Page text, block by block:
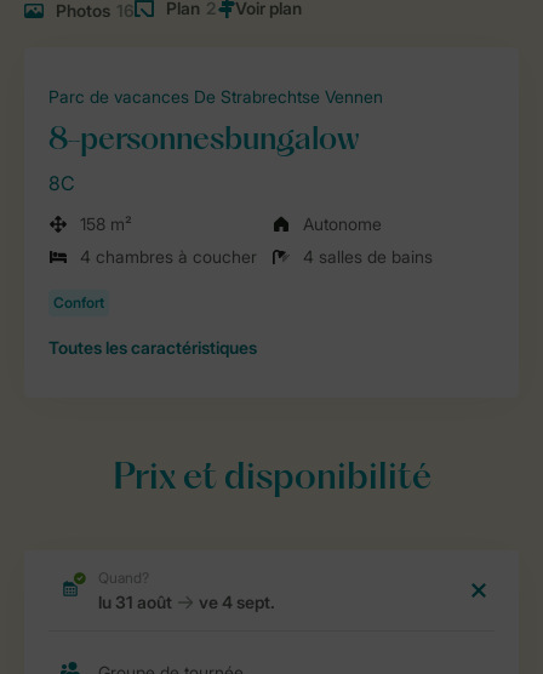
Photos 16 Plan 2
Parc de vacances De Strabrechtse Vennen
8-personnesbungalow
8C
158 m²
Autonome
4 chambres à coucher
4 salles de bains
Toutes les caractéristiques
Prix et disponibilité